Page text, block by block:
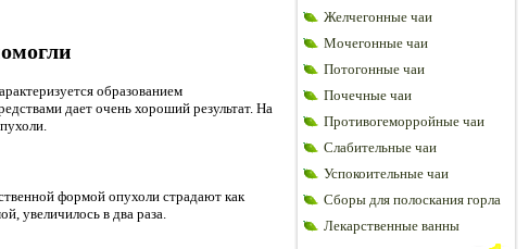
образованием
дает очень хороший результат. На
формой опухоли страдают как
увеличилось в два раза.
Желчегонные чаи
Мочегонные чаи
Потогонные чаи
Почечные чаи
Противогеморройные чаи
Слабительные чаи
Успокоительные чаи
Сборы для полоскания горла
Лекарственные ванны